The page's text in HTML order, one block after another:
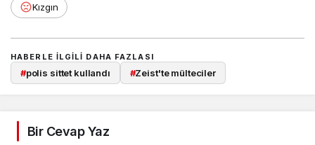
Kızgın
HABERLE ILGILI DAHA FAZLASI
#polis sittet kullandı #Zeist'te mülteciler
Bir Cevap Yaz